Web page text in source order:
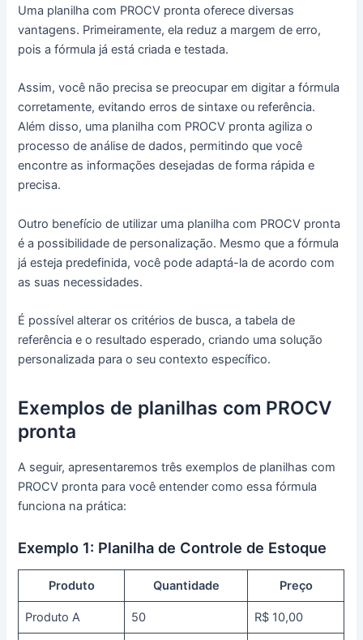
Uma planilha com PROCV pronta oferece diversas
vantagens. Primeiramente, ela reduz a margem de erro,
pois a fórmula já está criada e testada.
Assim, você não precisa se preocupar em digitar a fórmula
corretamente, evitando erros de sintaxe ou referência.
Além disso, uma planilha com PROCV pronta agiliza o
processo de análise de dados, permitindo que você
encontre as informações desejadas de forma rápida e
precisa.
Outro benefício de utilizar uma planilha com PROCV pronta
é a possibilidade de personalização. Mesmo que a fórmula
já esteja predefinida, você pode adaptá-la de acordo com
as suas necessidades.
É possível alterar os critérios de busca, a tabela de
referência e o resultado esperado, criando uma solução
personalizada para o seu contexto específico.
Exemplos de planilhas com PROCV
pronta
A seguir, apresentaremos três exemplos de planilhas com
PROCV pronta para você entender como essa fórmula
funciona na prática:
Exemplo 1: Planilha de Controle de Estoque
Produto Quantidade Preço
Produto A 50 R$ 10,00